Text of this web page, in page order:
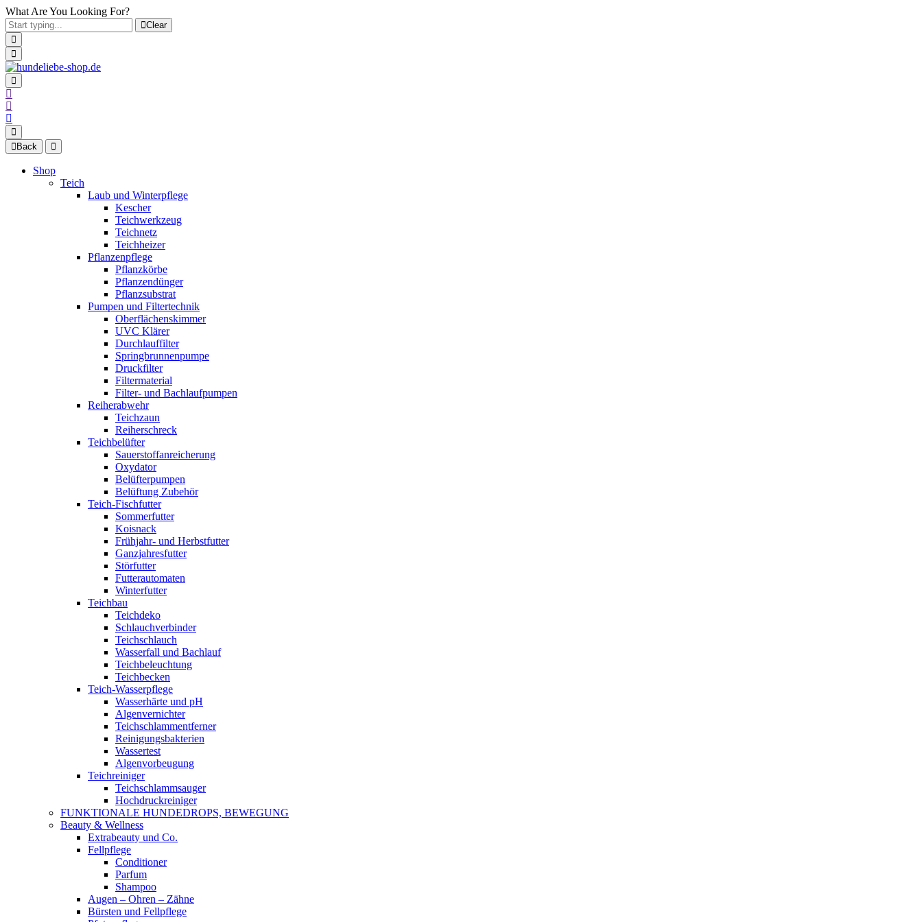
What Are You Looking For?
Clear
Back
Shop
Teich
Laub und Winterpflege
Kescher
Teichwerkzeug
Teichnetz
Teichheizer
Pflanzenpflege
Pflanzkörbe
Pflanzendünger
Pflanzsubstrat
Pumpen und Filtertechnik
Oberflächenskimmer
UVC Klärer
Durchlauffilter
Springbrunnenpumpe
Druckfilter
Filtermaterial
Filter- und Bachlaufpumpen
Reiherabwehr
Teichzaun
Reiherschreck
Teichbelüfter
Sauerstoffanreicherung
Oxydator
Belüfterpumpen
Belüftung Zubehör
Teich-Fischfutter
Sommerfutter
Koisnack
Frühjahr- und Herbstfutter
Ganzjahresfutter
Störfutter
Futterautomaten
Winterfutter
Teichbau
Teichdeko
Schlauchverbinder
Teichschlauch
Wasserfall und Bachlauf
Teichbeleuchtung
Teichbecken
Teich-Wasserpflege
Wasserhärte und pH
Algenvernichter
Teichschlammentferner
Reinigungsbakterien
Wassertest
Algenvorbeugung
Teichreiniger
Teichschlammsauger
Hochdruckreiniger
FUNKTIONALE HUNDEDROPS, BEWEGUNG
Beauty & Wellness
Extrabeauty und Co.
Fellpflege
Conditioner
Parfum
Shampoo
Augen – Ohren – Zähne
Bürsten und Fellpflege